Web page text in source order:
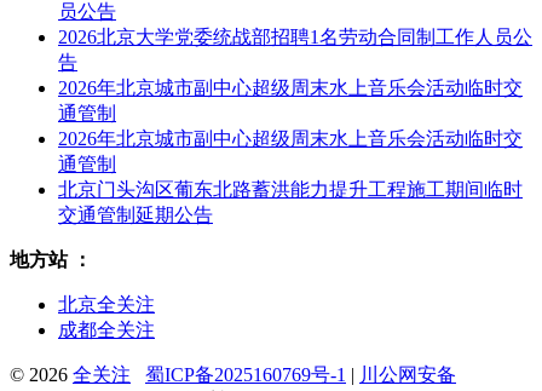
员公告
2026北京大学党委统战部招聘1名劳动合同制工作人员公
告
2026年北京城市副中心超级周末水上音乐会活动临时交
通管制
2026年北京城市副中心超级周末水上音乐会活动临时交
通管制
北京门头沟区葡东北路蓄洪能力提升工程施工期间临时
交通管制延期公告
地方站 ：
北京全关注
成都全关注
© 2026 全关注 蜀ICP备2025160769号-1 | 川公网安备